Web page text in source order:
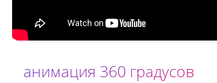
анимация 360 градусов